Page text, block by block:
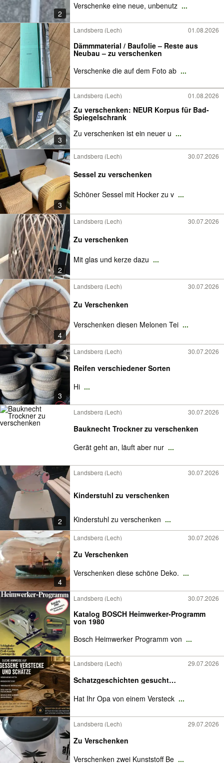
2
Verschenke eine neue, unbenutz ...
Landsberg (Lech) 01.08.2026
Dämmmaterial / Baufolie – Reste aus
Neubau – zu verschenken
Verschenke die auf dem Foto ab ...
3
Landsberg (Lech) 01.08.2026
Zu verschenken: NEUR Korpus für Bad-
Spiegelschrank
Zu verschenken ist ein neuer u ...
3
Landsberg (Lech) 30.07.2026
Sessel zu verschenken
Schöner Sessel mit Hocker zu v ...
2
Landsberg (Lech) 30.07.2026
Zu verschenken
Mit glas und kerze dazu ...
4
Landsberg (Lech) 30.07.2026
Zu Verschenken
Verschenken diesen Melonen Tei ...
3
Landsberg (Lech) 30.07.2026
Reifen verschiedener Sorten
Hi ...
Landsberg (Lech) 30.07.2026
Bauknecht Trockner zu verschenken
Gerät geht an, läuft aber nur ...
2
Landsberg (Lech) 30.07.2026
Kinderstuhl zu verschenken
Kinderstuhl zu verschenken ...
4
Landsberg (Lech) 30.07.2026
Zu Verschenken
Verschenken diese schöne Deko. ...
Landsberg (Lech) 30.07.2026
Katalog BOSCH Heimwerker-Programm
von 1980
Bosch Heimwerker Programm von ...
Landsberg (Lech) 29.07.2026
Schatzgeschichten gesucht…
Hat Ihr Opa von einem Versteck ...
Landsberg (Lech) 29.07.2026
Zu Verschenken
Verschenken zwei Kunststoff Be ...